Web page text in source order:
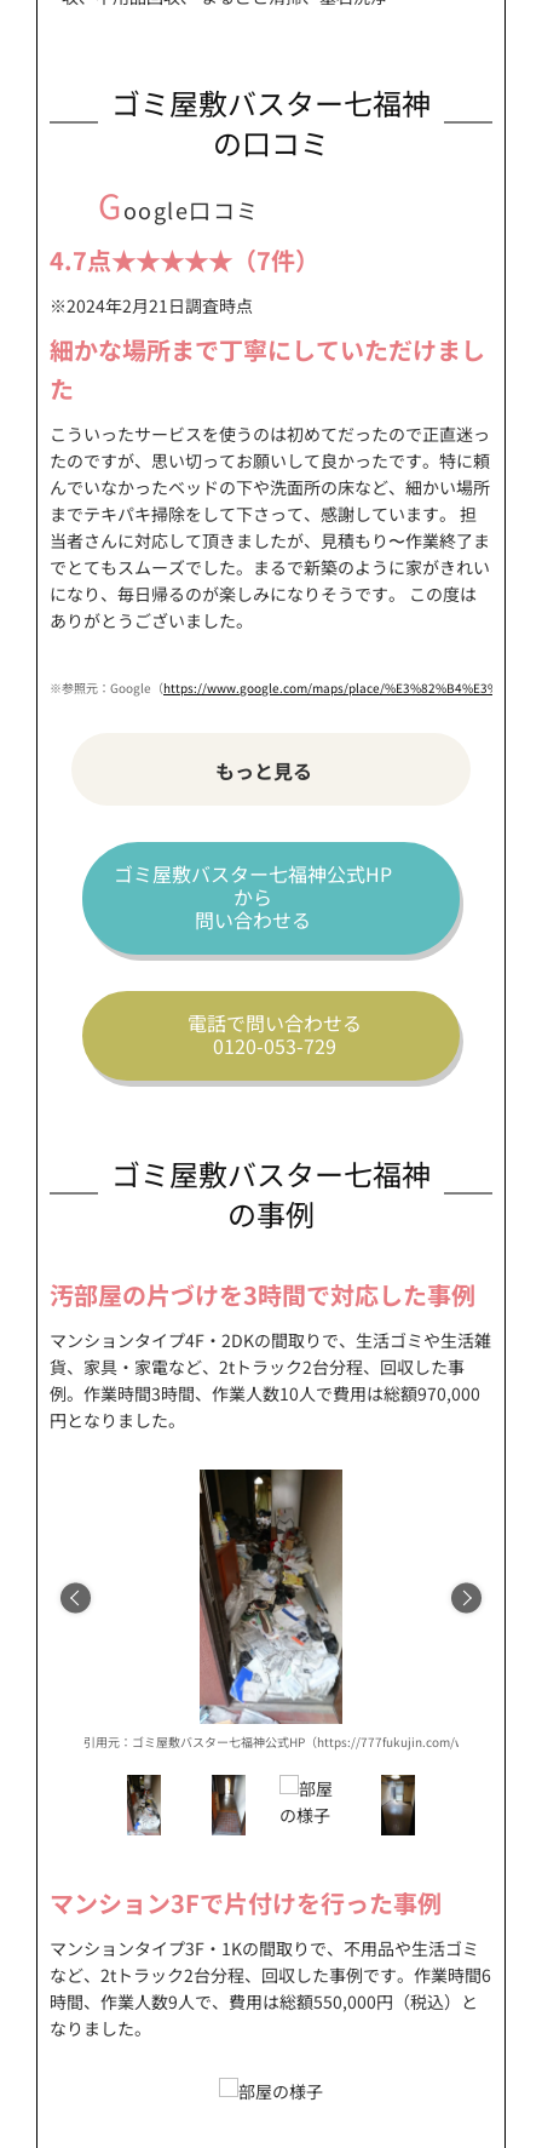
ゴミ屋敷バスター七福神
の口コミ
Google口コミ
4.7点★★★★★（7件）
※2024年2月21日調査時点
細かな場所まで丁寧にしていただけまし
た
こういったサービスを使うのは初めてだったので正直迷っ
たのですが、思い切ってお願いして良かったです。特に頼
んでいなかったベッドの下や洗面所の床など、細かい場所
までテキパキ掃除をして下さって、感謝しています。 担
当者さんに対応して頂きましたが、見積もり〜作業終了ま
でとてもスムーズでした。まるで新築のように家がきれい
になり、毎日帰るのが楽しみになりそうです。 この度は
ありがとうございました。
※参照元：Google（https://www.google.com/maps/place/
もっと見る
ゴミ屋敷バスター七福神公式HP
から
問い合わせる
電話で問い合わせる
0120-053-729
ゴミ屋敷バスター七福神
の事例
汚部屋の片づけを3時間で対応した事例
マンションタイプ4F・2DKの間取りで、生活ゴミや生活雑
貨、家具・家電など、2tトラック2台分程、回収した事
例。作業時間3時間、作業人数10人で費用は総額970,000
円となりました。
works/works-kita-tokyo-e/）
引用元：ゴミ屋敷バスター七福神公式HP（https://777fukujin.com/works/
マンション3Fで片付けを行った事例
マンションタイプ3F・1Kの間取りで、不用品や生活ゴミ
など、2tトラック2台分程、回収した事例です。作業時間6
時間、作業人数9人で、費用は総額550,000円（税込）と
なりました。